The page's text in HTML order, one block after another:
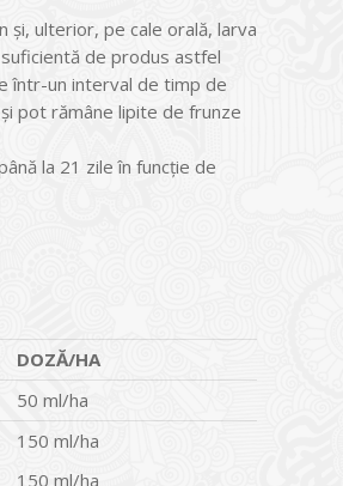
ulterior, pe cale orală, larva
de produs astfel
într-un interval de timp de
pot rămâne lipite de frunze
la 21 zile în funcţie de
DOZĂ/HA
50 ml/ha
150 ml/ha
150 ml/ha